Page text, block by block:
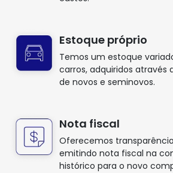
Estoque próprio
Temos um estoque
carros, adquiridos através
de novos e seminovos.
Nota fiscal
Oferecemos
emitindo nota fiscal na
histórico para o novo